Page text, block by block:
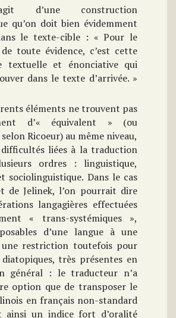
d’une construction
qu’on doit bien évidemment
le texte-cible : « Pour le
toute évidence, c’est cette
textuelle et énonciative qui
dans le texte d’arrivée. »
éléments ne trouvent pas
d’« équivalent » (ou
Ricoeur) au même niveau,
difficultés liées à la traduction
ordres : linguistique,
sociolinguistique. Dans le cas
de Jelinek, l’on pourrait dire
langagières effectuées
« trans-systémiques »,
d’une langue à une
une restriction toutefois pour
très présentes en
général : le traducteur n’a
option que de transposer le
en français non-standard
ainsi un indice fort d’oralité